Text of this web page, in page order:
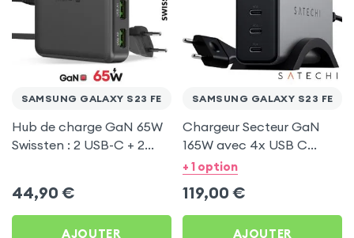
SAMSUNG GALAXY S23 FE
Hub de charge GaN 65W
Swissten : 2 USB-C + 2
44,90 €
AJOUTER
SAMSUNG GALAXY S23 FE
Chargeur Secteur GaN
165W avec 4x USB C
Power Delivery, Câble
+ 1 option
119,00 €
AJOUTER